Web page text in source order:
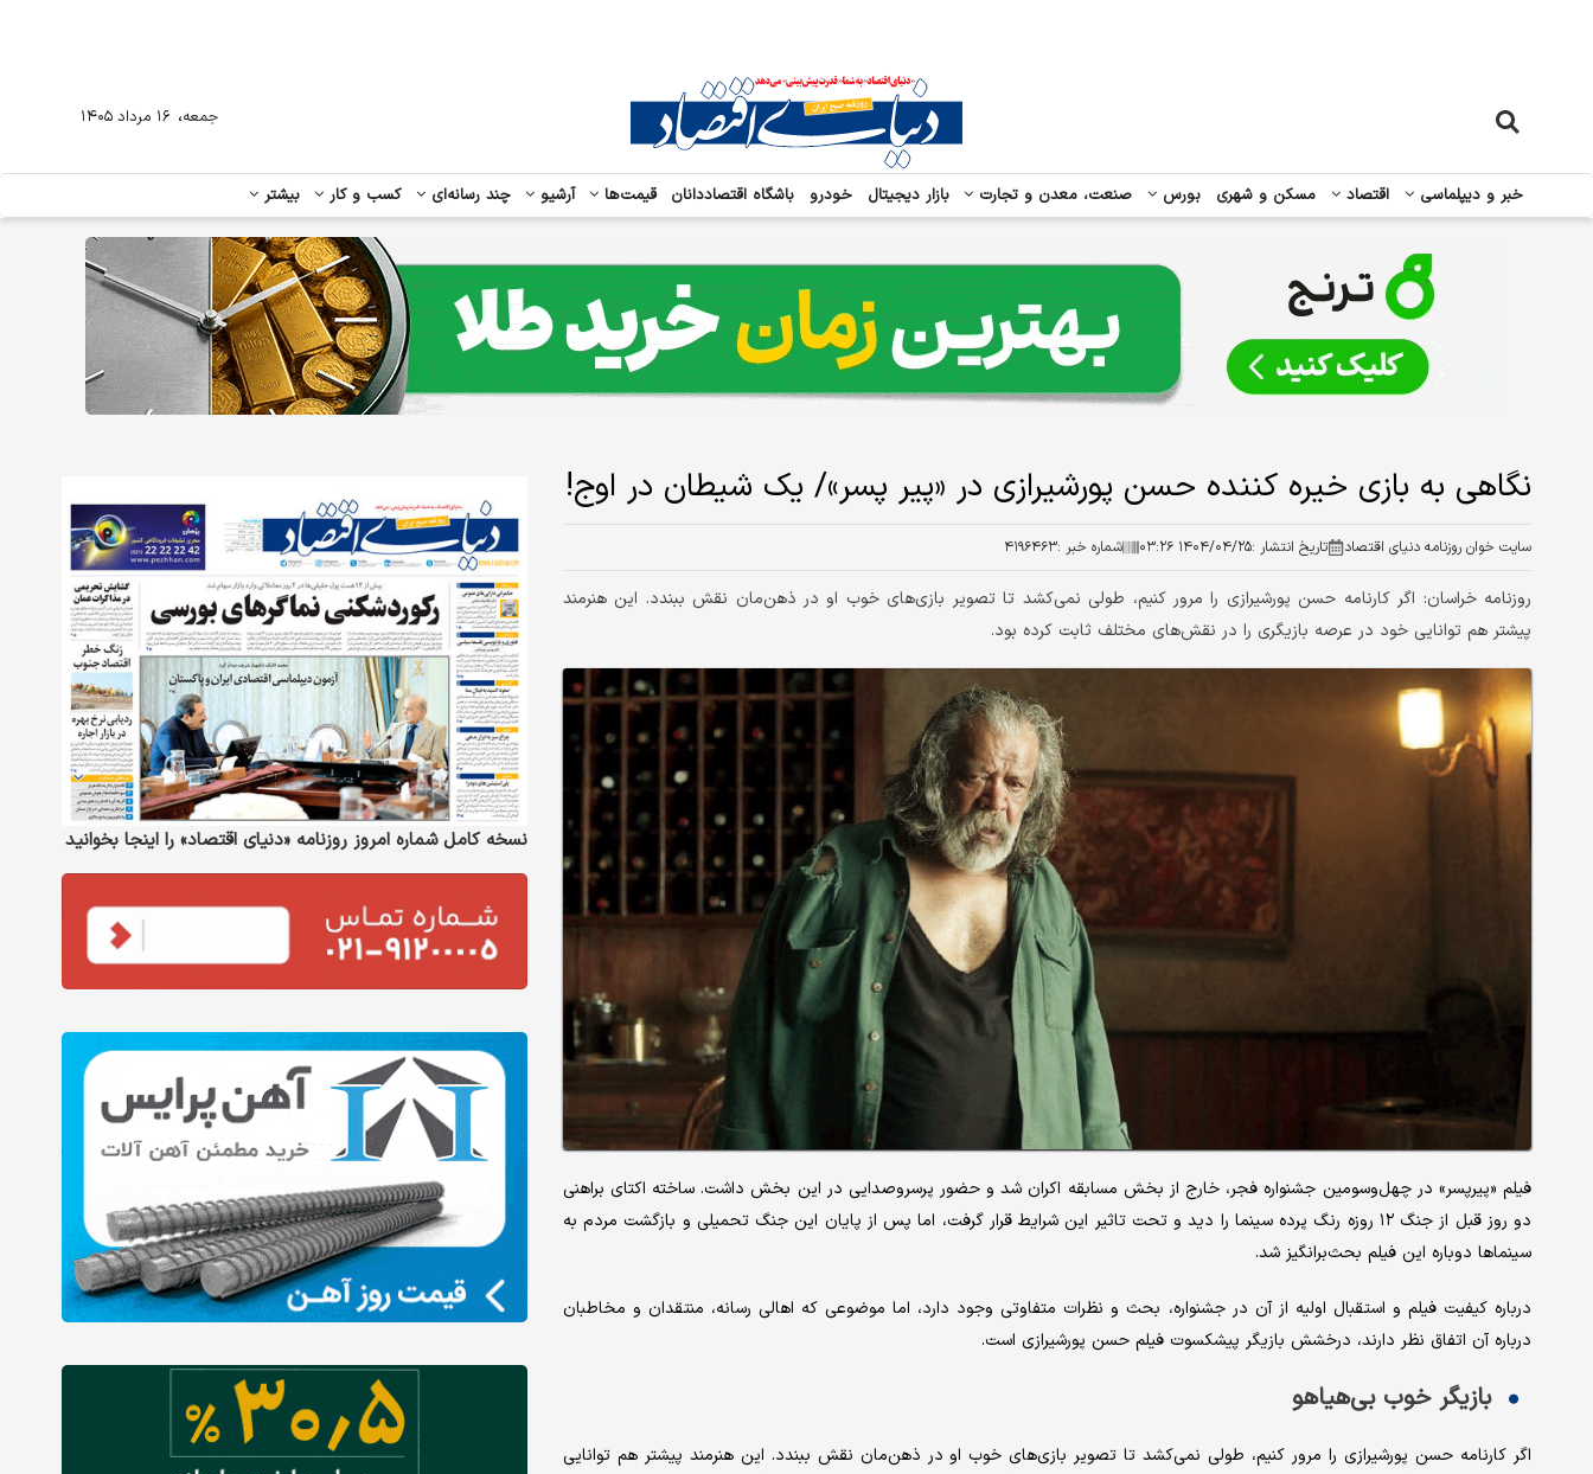
خبر و دیپلماسی اقتصاد مسکن و شهری بورس صنعت، معدن و تجارت بازار دیجیتال خودرو باشگاه اقتصاددانان قیمت‌ها آرشیو چند رسانه‌ای کسب و کار بیشتر
جمعه، ۱۶ مرداد ۱۴۰۵
نگاهی به بازی خیره کننده حسن پورشیرازی در «پیر پسر»/ یک شیطان در اوج!
سایت خوان روزنامه دنیای اقتصاد تاریخ انتشار :۱۴۰۴/۰۴/۲۵ ۰۳:۲۶ شماره خبر :۴۱۹۶۴۶۳
روزنامه خراسان: اگر کارنامه حسن پورشیرازی را مرور کنیم، طولی نمی‌کشد تا تصویر بازی‌های خوب او در ذهن‌مان نقش ببندد. این هنرمند
پیشتر هم توانایی‌ خود در عرصه بازیگری را در نقش‌های مختلف ثابت کرده بود.
فیلم «پیرپسر» در چهل‌وسومین جشنواره فجر، خارج از بخش مسابقه اکران شد و حضور پرسروصدایی در این بخش داشت. ساخته اکتای براهنی
دو روز قبل از جنگ ۱۲ روزه رنگ پرده سینما را دید و تحت تاثیر این شرایط قرار گرفت، اما پس از پایان این جنگ تحمیلی و بازگشت مردم به
سینماها دوباره این فیلم بحث‌برانگیز شد.
درباره کیفیت فیلم و استقبال اولیه از آن در جشنواره، بحث و نظرات متفاوتی وجود دارد، اما موضوعی که اهالی رسانه، منتقدان و مخاطبان
درباره آن اتفاق نظر دارند، درخشش بازیگر پیش‎کسوت فیلم حسن پورشیرازی است.
​​​​بازیگر خوب بی‌هیاهو
اگر کارنامه حسن پورشیرازی را مرور کنیم، طولی نمی‌کشد تا تصویر بازی‌های خوب او در ذهن‌مان نقش ببندد. این هنرمند پیشتر هم توانایی‌
نسخه کامل شماره امروز روزنامه «دنیای‌ اقتصاد» را اینجا بخوانید